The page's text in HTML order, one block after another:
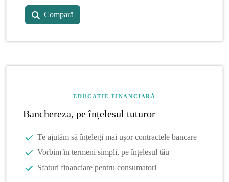
Compară
EDUCAȚIE FINANCIARĂ
Banchereza, pe înțelesul tuturor
Te ajutăm să înțelegi mai ușor contractele bancare
Vorbim în termeni simpli, pe înțelesul tău
Sfaturi financiare pentru consumatori